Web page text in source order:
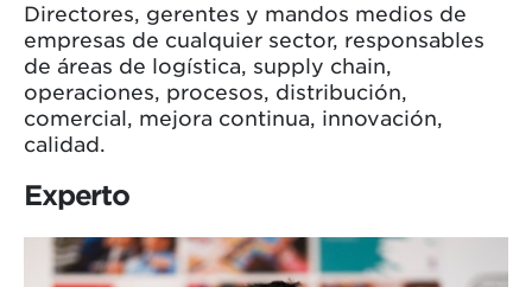
Directores, gerentes y mandos medios de
empresas de cualquier sector, responsables
de áreas de logística, supply chain,
operaciones, procesos, distribución,
comercial, mejora continua, innovación,
calidad.
Experto